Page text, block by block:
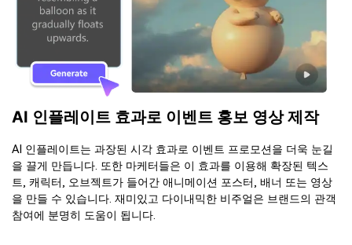
AI 인플레이트 효과로 이벤트 홍보 영상 제작
AI 인플레이트는 과장된 시각 효과로 이벤트 프로모션을 더욱 눈길
을 끌게 만듭니다. 또한 마케터들은 이 효과를 이용해 확장된 텍스
트, 캐릭터, 오브젝트가 들어간 애니메이션 포스터, 배너 또는 영상
을 만들 수 있습니다. 재미있고 다이내믹한 비주얼은 브랜드의 관객
참여에 분명히 도움이 됩니다.